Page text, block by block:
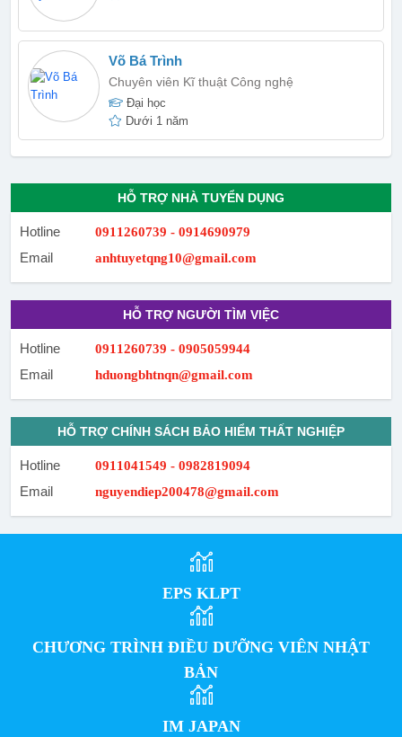
Võ Bá Trình
Chuyên viên Kĩ thuật Công nghệ
Đại học
Dưới 1 năm
HỖ TRỢ NHÀ TUYỂN DỤNG
Hotline 0911260739 - 0914690979
Email anhtuyetqng10@gmail.com
HỖ TRỢ NGƯỜI TÌM VIỆC
Hotline 0911260739 - 0905059944
Email hduongbhtnqn@gmail.com
HỖ TRỢ CHÍNH SÁCH BẢO HIỂM THẤT NGHIỆP
Hotline 0911041549 - 0982819094
Email nguyendiep200478@gmail.com
EPS KLPT
CHƯƠNG TRÌNH ĐIỀU DƯỠNG VIÊN NHẬT
BẢN
IM JAPAN